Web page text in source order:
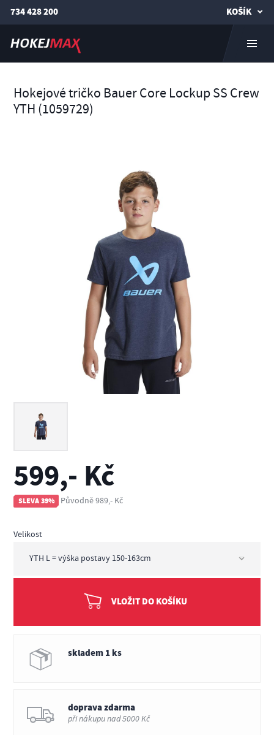
734 428 200 KOŠÍK
Hokejové tričko Bauer Core Lockup SS Crew
YTH (1059729)
599,- Kč
SLEVA 39% Původně 989,- Kč
Velikost
VLOŽIT DO KOŠÍKU
skladem 1 ks
doprava zdarma
při nákupu nad 5000 Kč